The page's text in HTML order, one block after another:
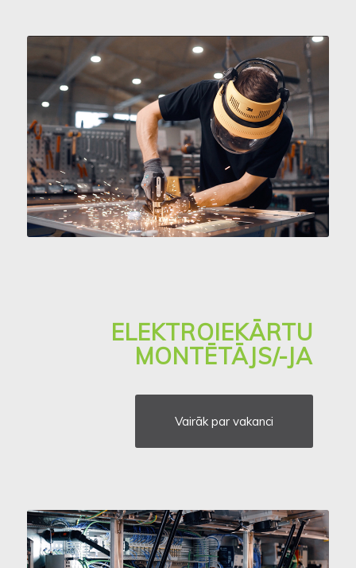
ELEKTROIEKĀRTU
MONTĒTĀJS/-JA
Vairāk par vakanci